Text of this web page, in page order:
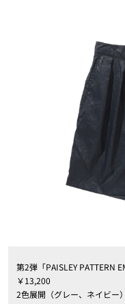
第2弾「PAISLEY PATTERN
￥13,200
2色展開（グレー、ネイビー）